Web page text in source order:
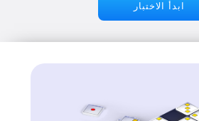
ابدأ الاختبار